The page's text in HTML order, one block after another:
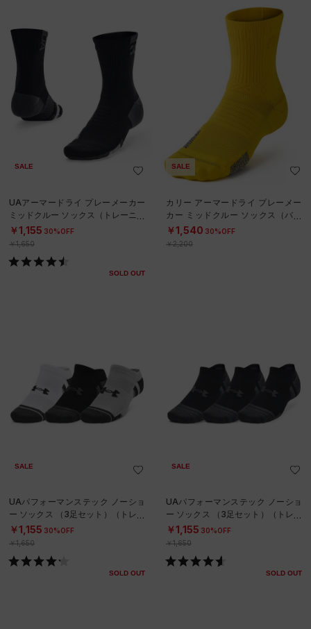
SALE
UAアーマードライ プレーメーカー
ミッドクルー ソックス（トレーニン
グ/UNISEX）
￥1,155 30%OFF
￥1,650
SOLD OUT
SALE
カリー アーマードライ プレーメー
カー ミッドクルー ソックス（バス
ケットボール/UNISEX）
￥1,540 30%OFF
￥2,200
SALE
UAパフォーマンステック ノーショ
ー ソックス （3足セット）（トレー
ニング/UNISEX）
￥1,155 30%OFF
￥1,650
SOLD OUT
SALE
UAパフォーマンステック ノーショ
ー ソックス （3足セット）（トレー
ニング/UNISEX）
￥1,155 30%OFF
￥1,650
SOLD OUT